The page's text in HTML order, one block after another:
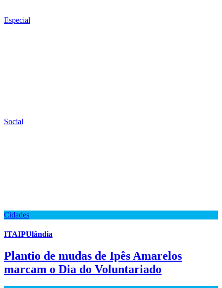
Especial
Social
Cidades
ITAIPUlândia
Plantio de mudas de Ipês Amarelos
marcam o Dia do Voluntariado